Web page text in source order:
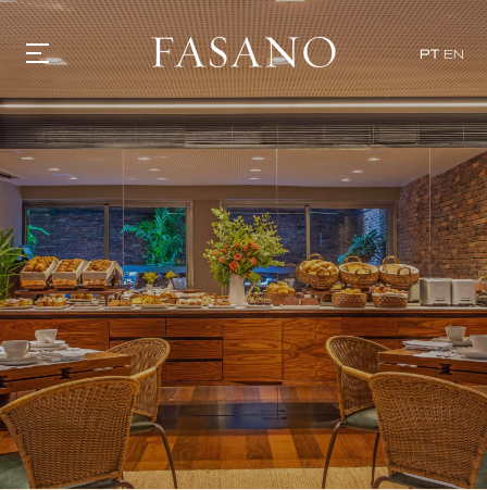
PT EN
GASTRONOMIA
HOTÉIS
EXPERIÊNCIAS
EVENTOS
VILLAS
SHOP | SELEZIONE
DESCUBRA
WHAT'S COOKING
CORRIERE
HISTÓRIA
SUSTENTABILIDADE
CONTATO